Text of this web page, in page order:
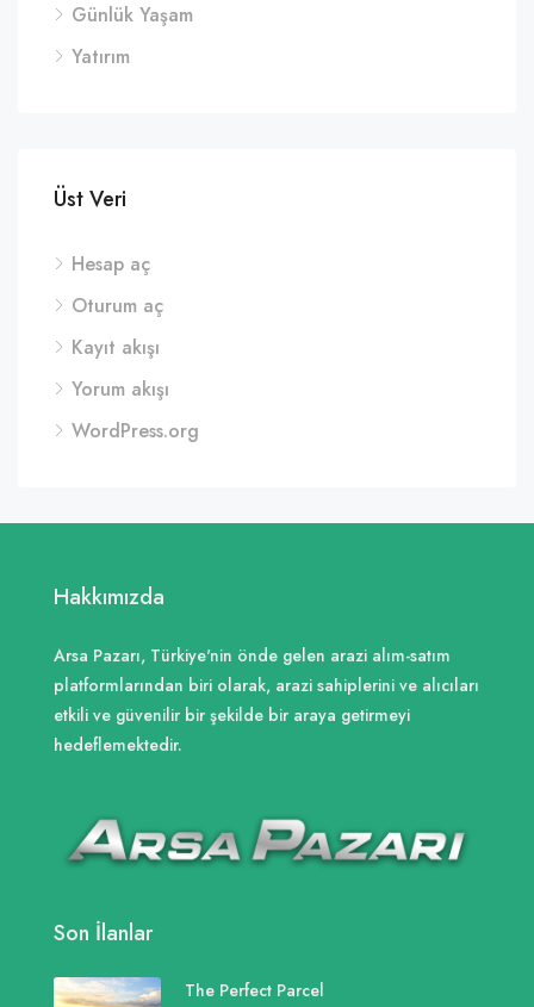
Günlük Yaşam
Yatırım
Üst Veri
Hesap aç
Oturum aç
Kayıt akışı
Yorum akışı
WordPress.org
Hakkımızda
Arsa Pazarı, Türkiye'nin önde gelen arazi alım-satım
platformlarından biri olarak, arazi sahiplerini ve alıcıları
etkili ve güvenilir bir şekilde bir araya getirmeyi
hedeflemektedir.
Son İlanlar
The Perfect Parcel